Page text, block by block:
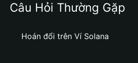
Câu Hỏi Thường Gặp
Hoán đổi trên Ví Solana